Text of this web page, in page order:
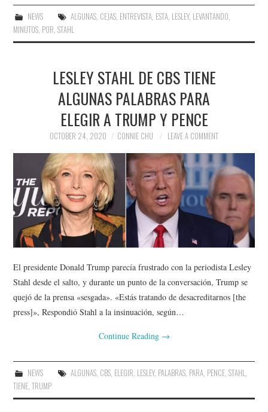
NEWS ALGUNAS, CEJAS, ENTREVISTA, ESTA, LESLEY, LEVANTANDO,
MINUTOS, POR,STAHL
LESLEY STAHL DE CBS TIENE
ALGUNAS PALABRAS PARA
ELEGIR A TRUMP Y PENCE
OCTOBER 24, 2020 CONNIE CHU LEAVE A COMMENT
El presidente Donald Trump parecía frustrado con la periodista Lesley
Stahl desde el salto, y durante un punto de la conversación, Trump se
quejó de la prensa «sesgada». «Estás tratando de desacreditarnos [the
press]», Respondió Stahl a la insinuación, según…
Continue Reading →
NEWS ALGUNAS, CBS, ELEGIR, LESLEY, PALABRAS, PARA, PENCE, STAHL,
TIENE,TRUMP